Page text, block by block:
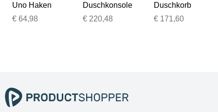
Uno Haken
33025-14 mit
€ 64,98
Duschkonsole
50820-14 mit
€ 220,48
Duschkorb
30820-14 für
€ 171,60